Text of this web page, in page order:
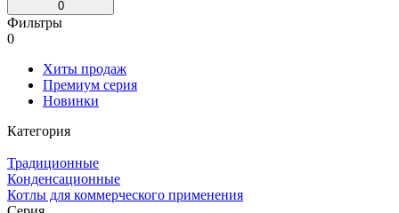
0
Фильтры
0
Хиты продаж
Премиум серия
Новинки
Категория
Традиционные
Конденсационные
Котлы для коммерческого применения